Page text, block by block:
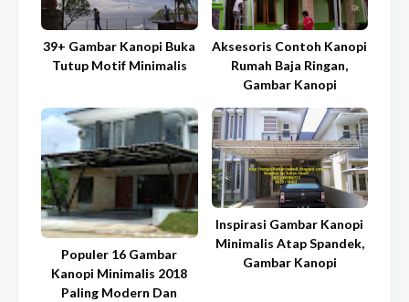
39+ Gambar Kanopi Buka
Tutup Motif Minimalis
Aksesoris Contoh Kanopi
Rumah Baja Ringan,
Gambar Kanopi
Populer 16 Gambar
Kanopi Minimalis 2018
Paling Modern Dan
Inspirasi Gambar Kanopi
Minimalis Atap Spandek,
Gambar Kanopi